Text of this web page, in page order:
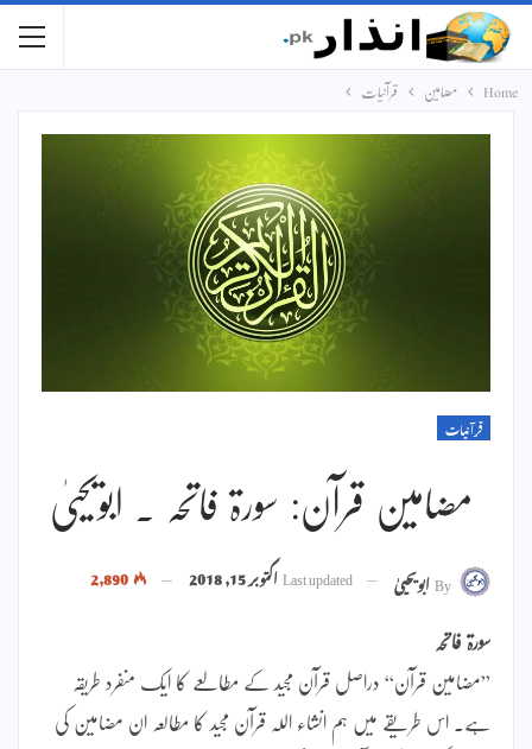
Home مضامین قرآنیات
قرآنیات
مضامین قرآن: سورۃ فاتحہ ۔ ابویحییٰ
Byابویحییٰ Last updatedاکتوبر 15, 2018
سورۃ فاتحہ
”مضامین قرآن“ دراصل قرآن مجید کے مطالعے کا ایک منفرد طریقہ
ہے۔ اس طریقے میں ہم انشاء اللہ قرآن مجید کا مطالعہ ان مضامین کی